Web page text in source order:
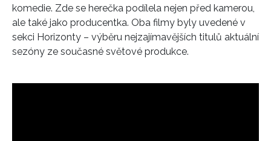
komedie. Zde se herečka podílela nejen před kamerou,
ale také jako producentka. Oba filmy byly uvedené v
sekci Horizonty – výběru nejzajímavějších titulů aktuální
sezóny ze současné světové produkce.